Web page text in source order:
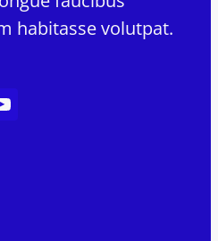
habitasse volutpat.